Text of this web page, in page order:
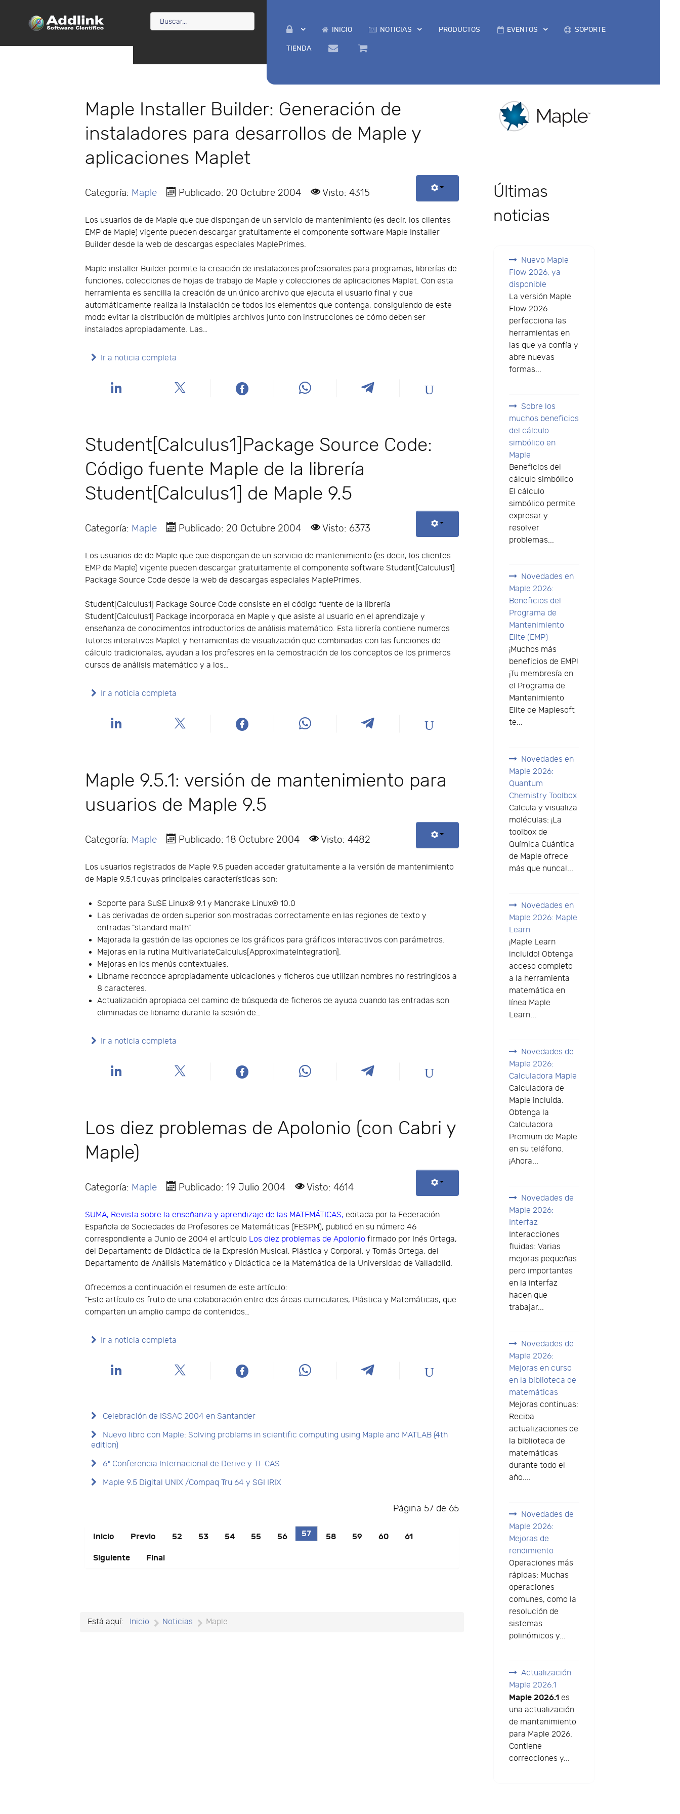
INICIO NOTICIAS PRODUCTOS EVENTOS SOPORTE
TIENDA
Maple Installer Builder: Generación de
instaladores para desarrollos de Maple y
aplicaciones Maplet
Categoría: Maple Publicado: 20 Octubre 2004 Visto: 4315
Los usuarios de de Maple que que dispongan de un servicio de mantenimiento (es decir, los clientes
EMP de Maple) vigente pueden descargar gratuitamente el componente software Maple Installer
Builder desde la web de descargas especiales MaplePrimes.
Maple installer Builder permite la creación de instaladores profesionales para programas, librerías de
funciones, colecciones de hojas de trabajo de Maple y colecciones de aplicaciones Maplet. Con esta
herramienta es sencilla la creación de un único archivo que ejecuta el usuario final y que
automáticamente realiza la instalación de todos los elementos que contenga, consiguiendo de este
modo evitar la distribución de múltiples archivos junto con instrucciones de cómo deben ser
instalados apropiadamente. Las…
Ir a noticia completa
Student[Calculus1]Package Source Code:
Código fuente Maple de la librería
Student[Calculus1] de Maple 9.5
Categoría: Maple Publicado: 20 Octubre 2004 Visto: 6373
Los usuarios de de Maple que que dispongan de un servicio de mantenimiento (es decir, los clientes
EMP de Maple) vigente pueden descargar gratuitamente el componente software Student[Calculus1]
Package Source Code desde la web de descargas especiales MaplePrimes.
Student[Calculus1] Package Source Code consiste en el código fuente de la librería
Student[Calculus1] Package incorporada en Maple y que asiste al usuario en el aprendizaje y
enseñanza de conocimentos introductorios de análisis matemático. Esta librería contiene numeros
tutores interativos Maplet y herramientas de visualización que combinadas con las funciones de
cálculo tradicionales, ayudan a los profesores en la demostración de los conceptos de los primeros
cursos de análisis matemático y a los…
Ir a noticia completa
Maple 9.5.1: versión de mantenimiento para
usuarios de Maple 9.5
Categoría: Maple Publicado: 18 Octubre 2004 Visto: 4482
Los usuarios registrados de Maple 9.5 pueden acceder gratuitamente a la versión de mantenimiento
de Maple 9.5.1 cuyas principales características son:
Soporte para SuSE Linux® 9.1 y Mandrake Linux® 10.0
Las derivadas de orden superior son mostradas correctamente en las regiones de texto y
entradas "standard math".
Mejorada la gestión de las opciones de los gráficos para gráficos interactivos con parámetros.
Mejoras en la rutina MultivariateCalculus[ApproximateIntegration].
Mejoras en los menús contextuales.
Libname reconoce apropiadamente ubicaciones y ficheros que utilizan nombres no restringidos a
8 caracteres.
Actualización apropiada del camino de búsqueda de ficheros de ayuda cuando las entradas son
eliminadas de libname durante la sesión de…
Ir a noticia completa
Los diez problemas de Apolonio (con Cabri y
Maple)
Categoría: Maple Publicado: 19 Julio 2004 Visto: 4614
SUMA, Revista sobre la enseñanza y aprendizaje de las MATEMÁTICAS, editada por la Federación
Española de Sociedades de Profesores de Matemáticas (FESPM), publicó en su número 46
correspondiente a Junio de 2004 el artículo Los diez problemas de Apolonio firmado por Inés Ortega,
del Departamento de Didáctica de la Expresión Musical, Plástica y Corporal, y Tomás Ortega, del
Departamento de Análisis Matemático y Didáctica de la Matemática de la Universidad de Valladolid.
Ofrecemos a continuación el resumen de este artículo:
"Este artículo es fruto de una colaboración entre dos áreas curriculares, Plástica y Matemáticas, que
comparten un amplio campo de contenidos…
Ir a noticia completa
Celebración de ISSAC 2004 en Santander
Nuevo libro con Maple: Solving problems in scientific computing using Maple and MATLAB (4th
edition)
6ª Conferencia Internacional de Derive y TI-CAS
Maple 9.5 Digital UNIX /Compaq Tru 64 y SGI IRIX
Página 57 de 65
Inicio Previo 52 53 54 55 56 57 58 59 60 61
Siguiente Final
Está aquí: Inicio Noticias Maple
Últimas
noticias
Nuevo Maple
Flow 2026, ya
disponible
La versión Maple
Flow 2026
perfecciona las
herramientas en
las que ya confía y
abre nuevas
formas...
Sobre los
muchos beneficios
del cálculo
simbólico en
Maple
Beneficios del
cálculo simbólico
El cálculo
simbólico permite
expresar y
resolver
problemas...
Novedades en
Maple 2026:
Beneficios del
Programa de
Mantenimiento
Elite (EMP)
¡Muchos más
beneficios de EMP!
¡Tu membresía en
el Programa de
Mantenimiento
Elite de Maplesoft
te...
Novedades en
Maple 2026:
Quantum
Chemistry Toolbox
Calcula y visualiza
moléculas: ¡La
toolbox de
Química Cuántica
de Maple ofrece
más que nunca!...
Novedades en
Maple 2026: Maple
Learn
¡Maple Learn
incluido! Obtenga
acceso completo
a la herramienta
matemática en
línea Maple
Learn...
Novedades de
Maple 2026:
Calculadora Maple
Calculadora de
Maple incluida.
Obtenga la
Calculadora
Premium de Maple
en su teléfono.
¡Ahora...
Novedades de
Maple 2026:
Interfaz
Interacciones
fluidas: Varias
mejoras pequeñas
pero importantes
en la interfaz
hacen que
trabajar...
Novedades de
Maple 2026:
Mejoras en curso
en la biblioteca de
matemáticas
Mejoras continuas:
Reciba
actualizaciones de
la biblioteca de
matemáticas
durante todo el
año....
Novedades de
Maple 2026:
Mejoras de
rendimiento
Operaciones más
rápidas: Muchas
operaciones
comunes, como la
resolución de
sistemas
polinómicos y...
Actualización
Maple 2026.1
Maple 2026.1es
una actualización
de mantenimiento
para Maple 2026.
Contiene
correcciones y...